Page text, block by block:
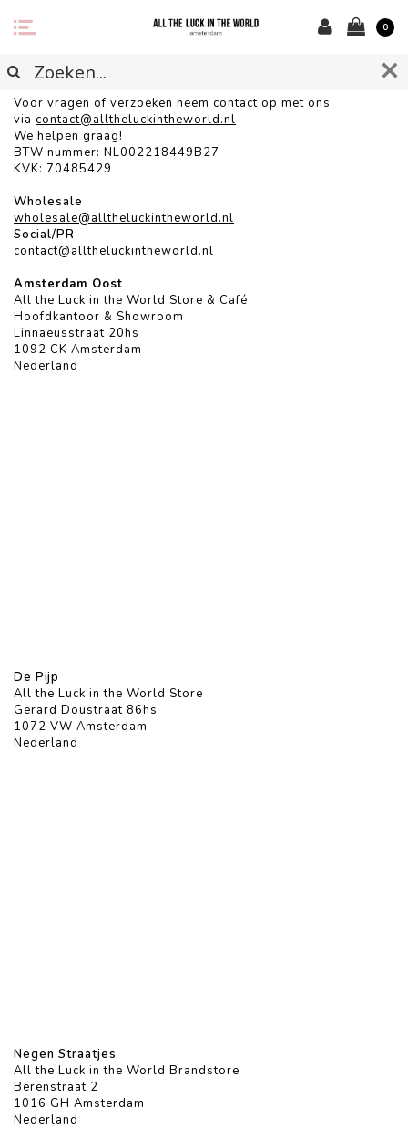
0
CONTACT
Voor vragen of verzoeken neem contact op met ons
via contact@alltheluckintheworld.nl
We helpen graag!
BTW nummer: NL002218449B27
KVK: 70485429
Wholesale
wholesale@alltheluckintheworld.nl
Social/PR
contact@alltheluckintheworld.nl
Amsterdam Oost
All the Luck in the World Store & Café
Hoofdkantoor & Showroom
Linnaeusstraat 20hs
1092 CK Amsterdam
Nederland
De Pijp
All the Luck in the World Store
Gerard Doustraat 86hs
1072 VW Amsterdam
Nederland
Negen Straatjes
All the Luck in the World Brandstore
Berenstraat 2
1016 GH Amsterdam
Nederland